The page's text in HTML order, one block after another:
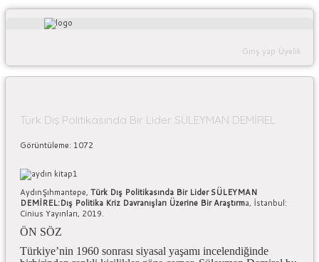
Giriş yap Üyelik
Türk Dış Politikasında Bir Lider SÜLEYMAN DEMİREL
Görüntüleme: 1072
AydınŞıhmantepe, Türk Dış Politikasında Bir Lider SÜLEYMAN
DEMİREL:Dış Politika Kriz Davranışları Üzerine Bir Araştırma, İstanbul:
Cinius Yayınları, 2019.
ÖN SÖZ
Türkiye’nin 1960 sonrası siyasal yaşamı incelendiğinde